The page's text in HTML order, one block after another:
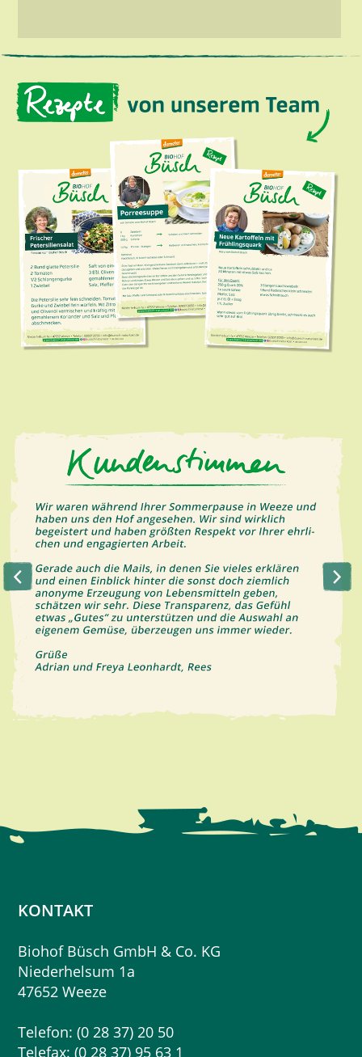
KONTAKT
Biohof Büsch GmbH & Co. KG
Niederhelsum 1a
47652 Weeze
Telefon: (0 28 37) 20 50
Telefax: (0 28 37) 95 63 1